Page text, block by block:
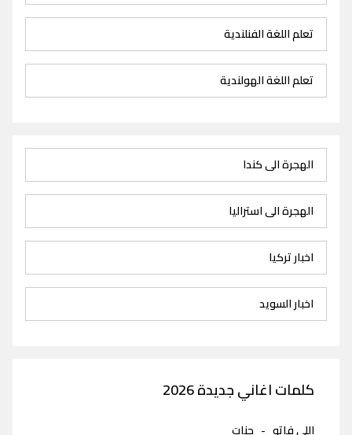
تعلم اللغة الفنلندية
تعلم اللغة الهولندية
الهجرة الى كندا
الهجرة الى استراليا
اخبار تركيا
اخبار السويد
كلمات اغاني جديدة 2026
اللي فاتو - جنات